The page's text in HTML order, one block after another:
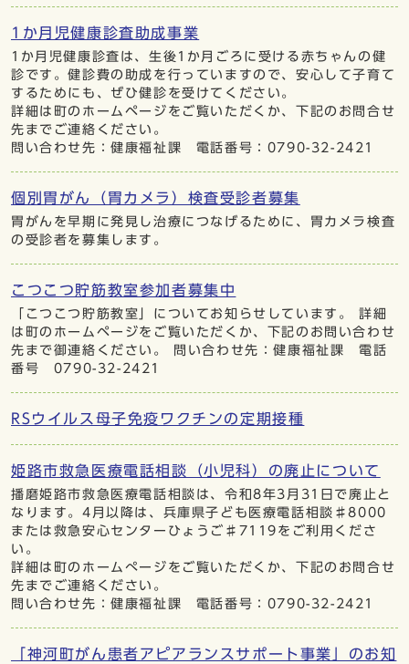
1か月児健康診査助成事業
1か月児健康診査は、生後1か月ごろに受ける赤ちゃんの健
診です。健診費の助成を行っていますので、安心して子育て
するためにも、ぜひ健診を受けてください。
詳細は町のホームページをご覧いただくか、下記のお問合せ
先までご連絡ください。
問い合わせ先：健康福祉課 電話番号：0790-32-2421
個別胃がん（胃カメラ）検査受診者募集
胃がんを早期に発見し治療につなげるために、胃カメラ検査
の受診者を募集します。
こつこつ貯筋教室参加者募集中
「こつこつ貯筋教室」についてお知らせしています。 詳細
は町のホームページをご覧いただくか、下記のお問い合わせ
先まで御連絡ください。 問い合わせ先：健康福祉課 電話
番号 0790-32-2421
RSウイルス母子免疫ワクチンの定期接種
姫路市救急医療電話相談（小児科）の廃止について
播磨姫路市救急医療電話相談は、令和8年3月31日で廃止と
なります。4月以降は、兵庫県子ども医療電話相談♯8000
または救急安心センターひょうご♯7119をご利用くださ
い。
詳細は町のホームぺージをご覧いただくか、下記のお問合せ
先までご連絡ください。
問い合わせ先：健康福祉課 電話番号：0790-32-2421
「神河町がん患者アピアランスサポート事業」のお知